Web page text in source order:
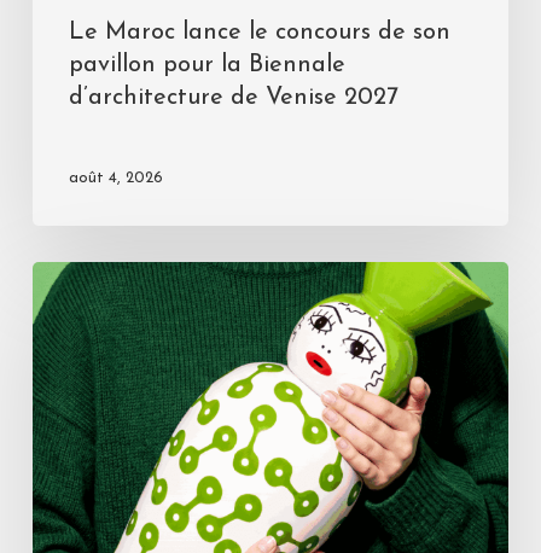
Le Maroc lance le concours de son
pavillon pour la Biennale
d’architecture de Venise 2027
août 4, 2026